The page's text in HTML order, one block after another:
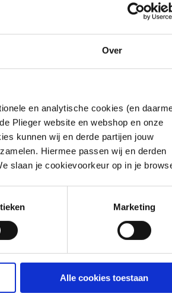
Over
en analytische cookies (en
Plieger website en webshop en onze
kunnen wij en derde partijen jouw
Hiermee passen wij en derden
slaan je cookievoorkeur op in je
Marketing
Alle cookies toestaan